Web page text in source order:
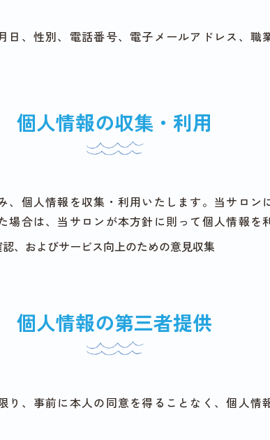
、性別、電話番号、電子メールアドレス、
個人情報の収集・利用
個人情報を収集・利用いたします。当サロ
合は、当サロンが本方針に則って個人情報を
、およびサービス向上のための意見収集
個人情報の第三者提供
、事前に本人の同意を得ることなく、個人情